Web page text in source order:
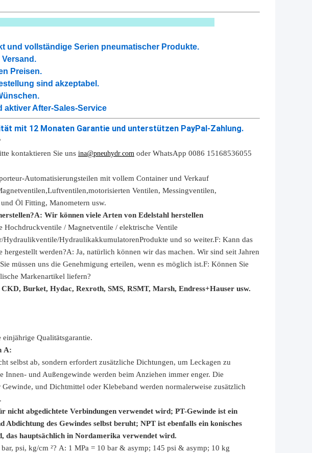
wählen
und vollständige Serien pneumatischer Produkte.
Preisen.
sind akzeptabel.
aktiver After-Sales-Service
mit 12 Monaten Garantie und unterstützen PayPal-Zahlung.
kontaktieren Sie uns ina@pneuhydr.com oder WhatsApp 0086 15168536055
Automatisierungsteilen mit vollem Container und Verkauf
Luftventilen,motorisierten Ventilen, Messingventilen,
Öl Fitting, Manometern usw.
A: Wir können viele Arten von Edelstahl herstellen
Hochdruckventile / Magnetventile / elektrische Ventile
/Hydraulikventile/HydraulikakkumulatorenProdukte und so weiter.F: Kann das
hergestellt werden?A: Ja, natürlich können wir das machen. Wir sind seit Jahren
müssen uns die Genehmigung erteilen, wenn es möglich ist.F: Können Sie
Markenartikel liefern?
Burket, Hydac, Rexroth, SMS, RSMT, Marsh, Endress+Hauser usw.
Qualitätsgarantie.
A:
selbst ab, sondern erfordert zusätzliche Dichtungen, um Leckagen zu
Innen- und Außengewinde werden beim Anziehen immer enger. Die
und Dichtmittel oder Klebeband werden normalerweise zusätzlich
nicht abgedichtete Verbindungen verwendet wird; PT-Gewinde ist ein
des Gewindes selbst beruht; NPT ist ebenfalls ein konisches
das hauptsächlich in Nordamerika verwendet wird.
psi, kg/cm ²? A: 1 MPa = 10 bar & asymp; 145 psi & asymp; 10 kg